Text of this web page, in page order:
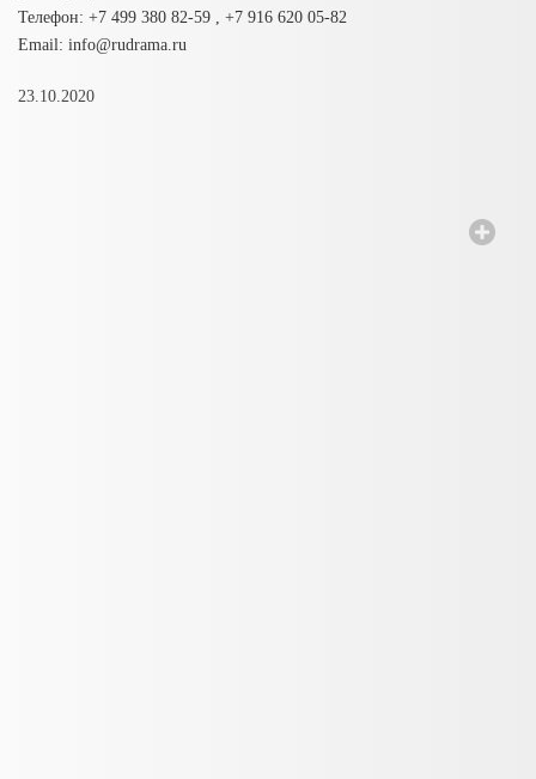
Телефон: +7 499 380 82-59 , +7 916 620 05-82
Email: info@rudrama.ru
23.10.2020